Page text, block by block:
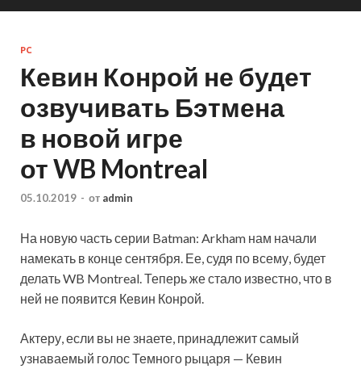
PC
Кевин Конрой не будет
озвучивать Бэтмена
в новой игре
от WB Montreal
05.10.2019 - от admin
На новую часть серии Batman: Arkham нам начали
намекать в конце сентября. Ее, судя по всему, будет
делать WB Montreal. Теперь же стало известно, что в
ней не появится Кевин Конрой.
Актеру, если вы не знаете, принадлежит самый
узнаваемый голос Темного рыцаря — Кевин